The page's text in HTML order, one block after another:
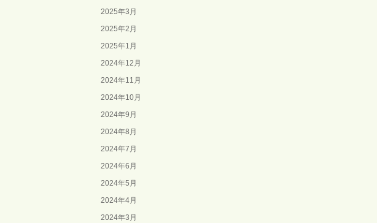
2025年3月
2025年2月
2025年1月
2024年12月
2024年11月
2024年10月
2024年9月
2024年8月
2024年7月
2024年6月
2024年5月
2024年4月
2024年3月